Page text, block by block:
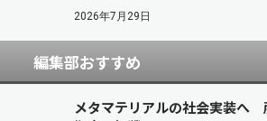
2026年7月29日
編集部おすすめ
メタマテリアルの社会実装へ